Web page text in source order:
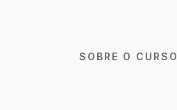
SOBRE O CURSO